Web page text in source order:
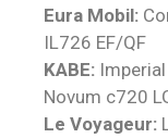
Eura Mobil:
IL726 EF/QF
KABE:
Novum c720
Le Voyageur: